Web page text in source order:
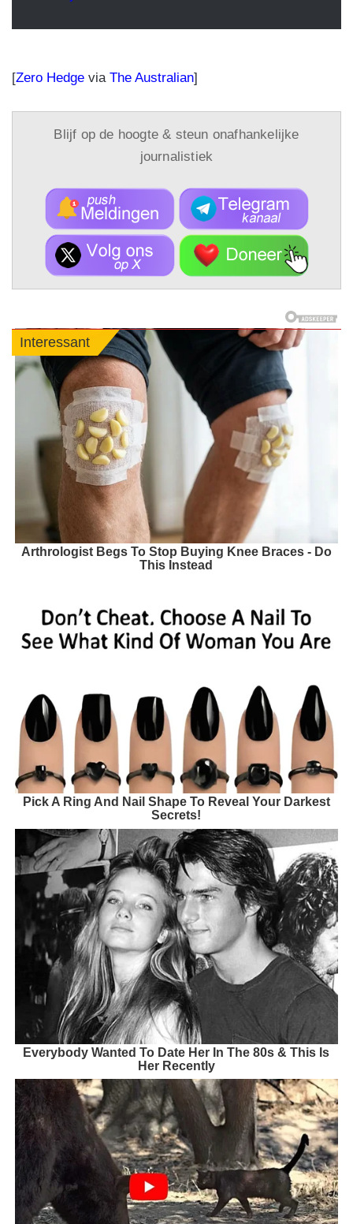
[Zero Hedge via The Australian]
Blijf op de hoogte & steun onafhankelijke
journalistiek
Interessant
Arthrologist Begs To Stop Buying Knee Braces - Do
This Instead
Pick A Ring And Nail Shape To Reveal Your Darkest
Secrets!
Everybody Wanted To Date Her In The 80s & This Is
Her Recently